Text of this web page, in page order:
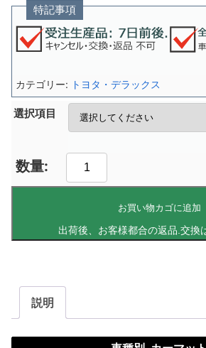
特記事項
選択項目
お買い物カゴに追加
カテゴリー: トヨタ・デラックス
説明